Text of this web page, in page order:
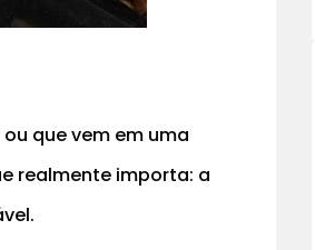
que vem em uma
realmente importa: a